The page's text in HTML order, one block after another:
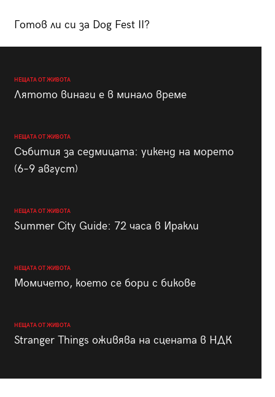
Готов ли си за Dog Fest II?
НЕЩАТА ОТ ЖИВОТА
Лятото винаги е в минало време
НЕЩАТА ОТ ЖИВОТА
Събития за седмицата: уикенд на морето
(6–9 август)
НЕЩАТА ОТ ЖИВОТА
Summer City Guide: 72 часа в Иракли
НЕЩАТА ОТ ЖИВОТА
Момичето, което се бори с бикове
НЕЩАТА ОТ ЖИВОТА
Stranger Things оживява на сцената в НДК